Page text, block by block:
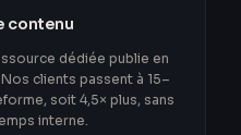
contenu
dédiée publie en
clients passent à 15–
soit 4,5× plus, sans
interne.